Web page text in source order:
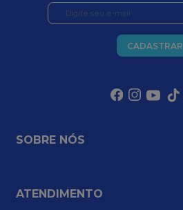
CADASTRAR
SOBRE NÓS
ATENDIMENTO